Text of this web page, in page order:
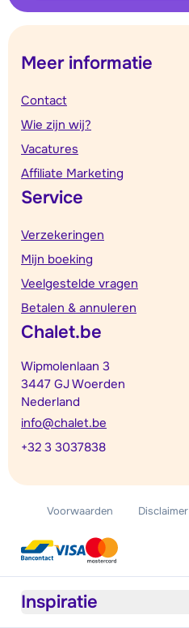
Meer informatie
Contact
Wie zijn wij?
Vacatures
Affiliate Marketing
Service
Verzekeringen
Mijn boeking
Veelgestelde vragen
Betalen & annuleren
Chalet.be
Wipmolenlaan 3
3447 GJ Woerden
Nederland
info@chalet.be
+32 3 3037838
Voorwaarden Disclaimer
Inspiratie